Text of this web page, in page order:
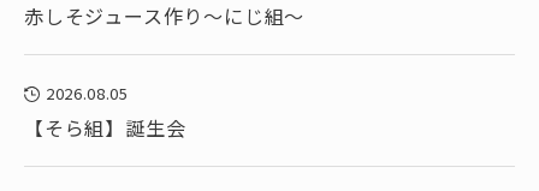
赤しそジュース作り～にじ組～
2026.08.05
【そら組】誕生会